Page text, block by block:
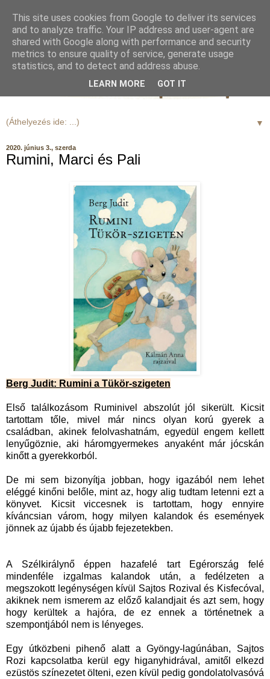
▼
2020. június 3., szerda
Rumini, Marci és Pali
Berg Judit: Rumini a Tükör-szigeten
Első találkozásom Ruminivel abszolút jól sikerült. Kicsit
tartottam tőle, mivel már nincs olyan korú gyerek a
családban, akinek felolvashatnám, egyedül engem kellett
lenyűgöznie, aki háromgyermekes anyaként már jócskán
kinőtt a gyerekkorból.
De mi sem bizonyítja jobban, hogy igazából nem lehet
eléggé kinőni belőle, mint az, hogy alig tudtam letenni ezt a
könyvet. Kicsit viccesnek is tartottam, hogy ennyire
kíváncsian várom, hogy milyen kalandok és események
jönnek az újabb és újabb fejezetekben.
A Szélkirálynő éppen hazafelé tart Egérország felé
mindenféle izgalmas kalandok után, a fedélzeten a
megszokott legénységen kívül Sajtos Rozival és Kisfecóval,
akiknek nem ismerem az előző kalandjait és azt sem, hogy
hogy kerültek a hajóra, de ez ennek a történetnek a
szempontjából nem is lényeges.
Egy útközbeni pihenő alatt a Gyöngy-lagúnában, Sajtos
Rozi kapcsolatba kerül egy higanyhidrával, amitől elkezd
ezüstös színezetet ölteni, ezen kívül pedig gondolatolvasóvá
This site uses cookies from Google to deliver its services
and to analyze traffic. Your IP address and user-agent are
shared with Google along with performance and security
metrics to ensure quality of service, generate usage
statistics, and to detect and address abuse.
LEARN MORE GOT IT